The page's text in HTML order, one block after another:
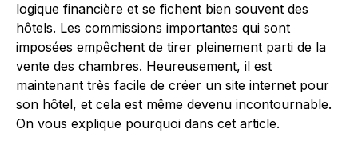
logique financière et se fichent bien souvent des
hôtels. Les commissions importantes qui sont
imposées empêchent de tirer pleinement parti de la
vente des chambres. Heureusement, il est
maintenant très facile de créer un site internet pour
son hôtel, et cela est même devenu incontournable.
On vous explique pourquoi dans cet article.